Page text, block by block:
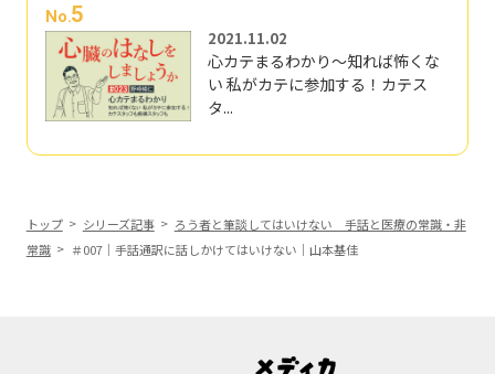
No.5
2021.11.02
心カテまるわかり～知れば怖くな
い 私がカテに参加する！カテス
タ...
トップ シリーズ記事
ろう者と筆談してはいけない 手話と医療の常識・非
常識
＃007｜手話通訳に話しかけてはいけない｜山本基佳